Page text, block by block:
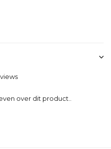
over dit product..